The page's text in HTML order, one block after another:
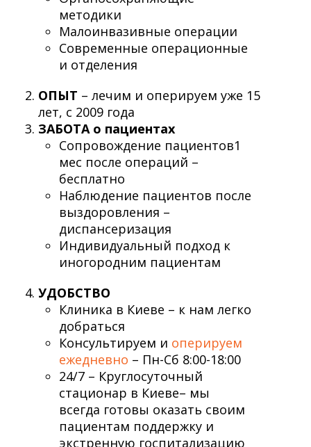
методики
Малоинвазивные операции
Современные операционные
и отделения
ОПЫТ – лечим и оперируем уже 15
лет, с 2009 года
ЗАБОТА о пациентах
Сопровождение пациентов1
мес после операций –
бесплатно
Наблюдение пациентов после
выздоровления –
диспансеризация
Индивидуальный подход к
иногородним пациентам
УДОБСТВО
Клиника в Киеве – к нам легко
добраться
Консультируем и оперируем
ежедневно – Пн-Сб 8:00-18:00
24/7 – Круглосуточный
стационар в Киеве– мы
всегда готовы оказать своим
пациентам поддержку и
экстренную госпитализацию